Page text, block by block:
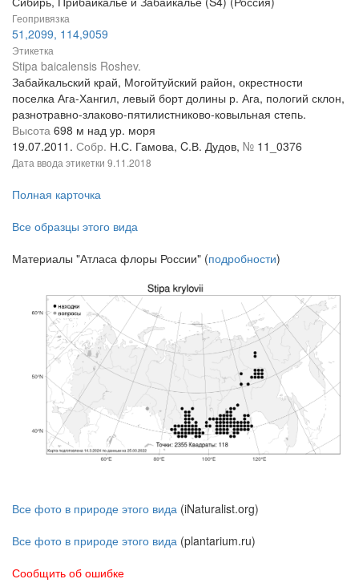
Геопривязка
51,2099, 114,9059
Этикетка
Stipa baicalensis Roshev.
Забайкальский край, Могойтуйский район, окрестности
поселка Ага-Хангил, левый борт долины р. Ага, пологий склон,
разнотравно-злаково-пятилистниково-ковыльная степь.
Высота 698 м над ур. моря
19.07.2011. Собр. Н.С. Гамова, C.В. Дудов, № 11_0376
Дата ввода этикетки 9.11.2018
Полная карточка
Все образцы этого вида
Материалы "Атласа флоры России" (подробности)
Все фото в природе этого вида (iNaturalist.org)
Все фото в природе этого вида (plantarium.ru)
Сообщить об ошибке